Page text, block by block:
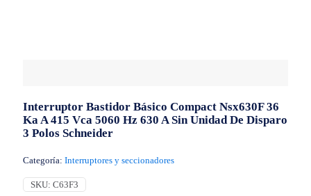
Interruptor Bastidor Básico Compact Nsx630F 36
Ka A 415 Vca 5060 Hz 630 A Sin Unidad De Disparo
3 Polos Schneider
Categoría: Interruptores y seccionadores
SKU: C63F3